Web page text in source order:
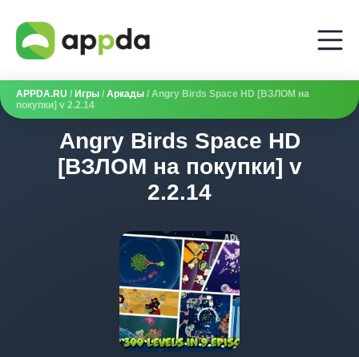
APPDA.RU / Игры / Аркады / Angry Birds Space HD [ВЗЛОМ на
покупки] v 2.2.14
Angry Birds Space HD
[ВЗЛОМ на покупки] v
2.2.14